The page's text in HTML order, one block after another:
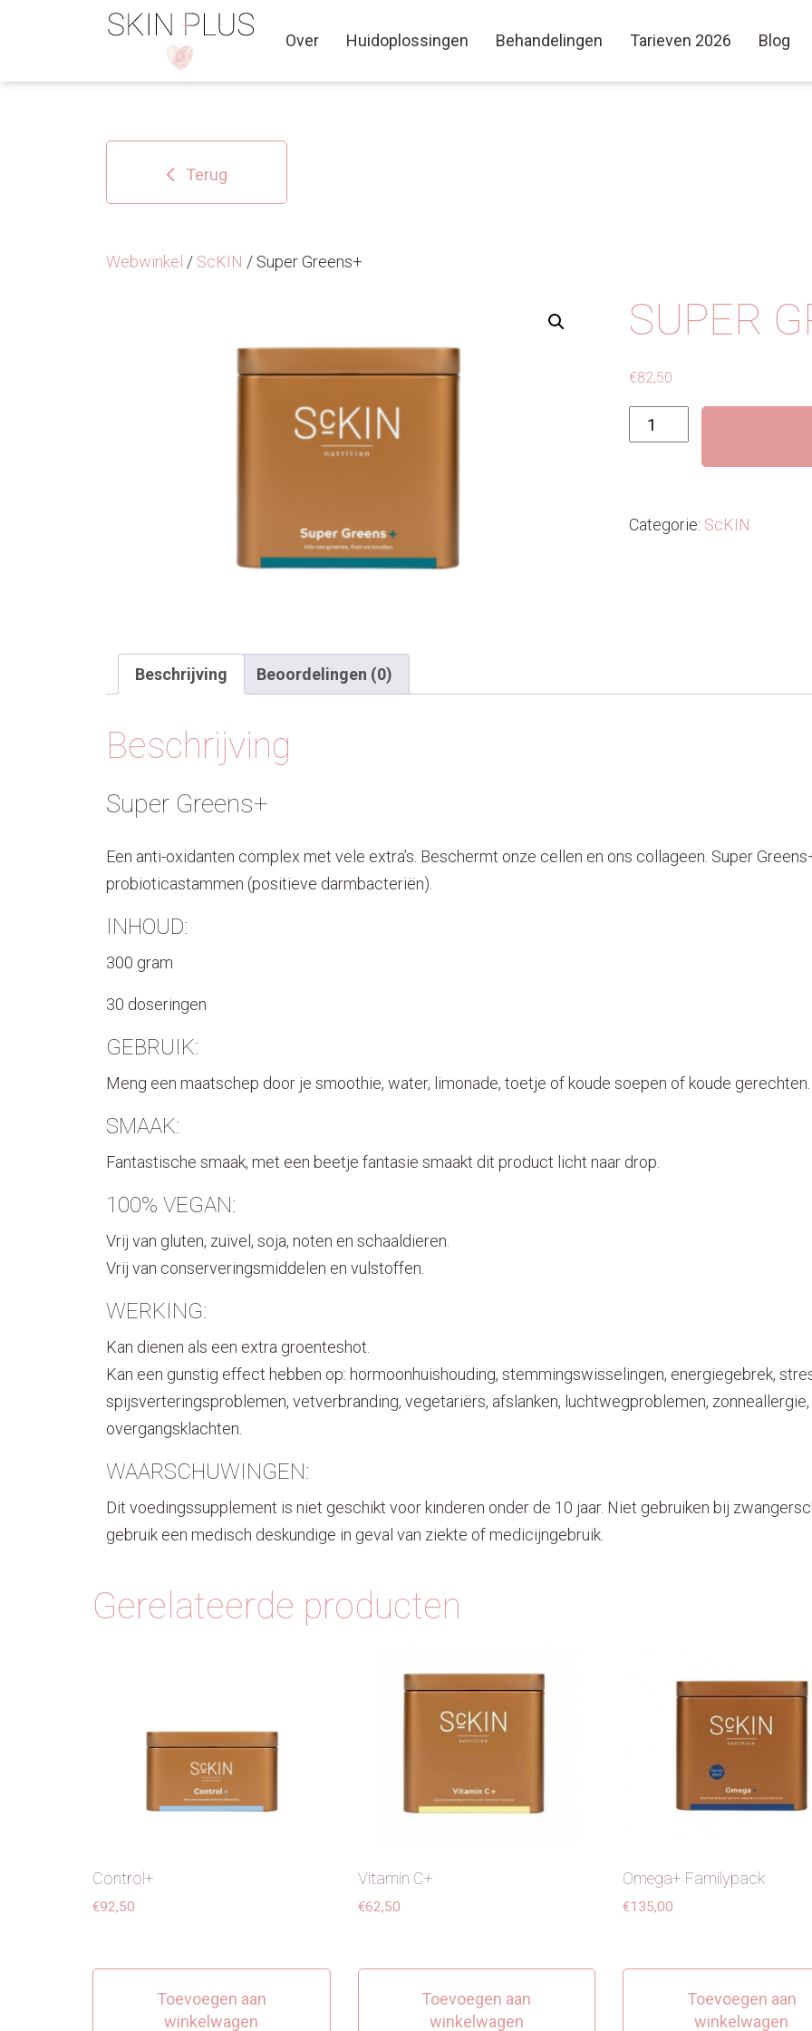
Over Huidoplossingen Behandelingen Tarieven 2026 Blog
Terug
Webwinkel / ScKIN / Super Greens+
SUPER
€82,50
Super
Greens+
Categorie: ScKIN
Beschrijving Beoordelingen (0)
Beschrijving
Super Greens+
Een anti-oxidanten complex met vele extra’s. Beschermt onze cellen en ons collageen. Super
probioticastammen (positieve darmbacteriën).
INHOUD:
300 gram
30 doseringen
GEBRUIK:
Meng een maatschep door je smoothie, water, limonade, toetje of koude soepen of koude gerechten.
SMAAK:
Fantastische smaak, met een beetje fantasie smaakt dit product licht naar drop.
100% VEGAN:
Vrij van gluten, zuivel, soja, noten en schaaldieren.
Vrij van conserveringsmiddelen en vulstoffen.
WERKING:
Kan dienen als een extra groenteshot.
Kan een gunstig effect hebben op: hormoonhuishouding, stemmingswisselingen, energiegebrek,
spijsverteringsproblemen, vetverbranding, vegetariërs, afslanken, luchtwegproblemen,
overgangsklachten.
WAARSCHUWINGEN:
Dit voedingssupplement is niet geschikt voor kinderen onder de 10 jaar. Niet gebruiken bij
gebruik een medisch deskundige in geval van ziekte of medicijngebruik.
Gerelateerde producten
Control+
€92,50
Toevoegen aan
winkelwagen
Vitamin C+
€62,50
Toevoegen aan
winkelwagen
Omega+ Familypack
€135,00
Toevoegen aan
winkelwagen